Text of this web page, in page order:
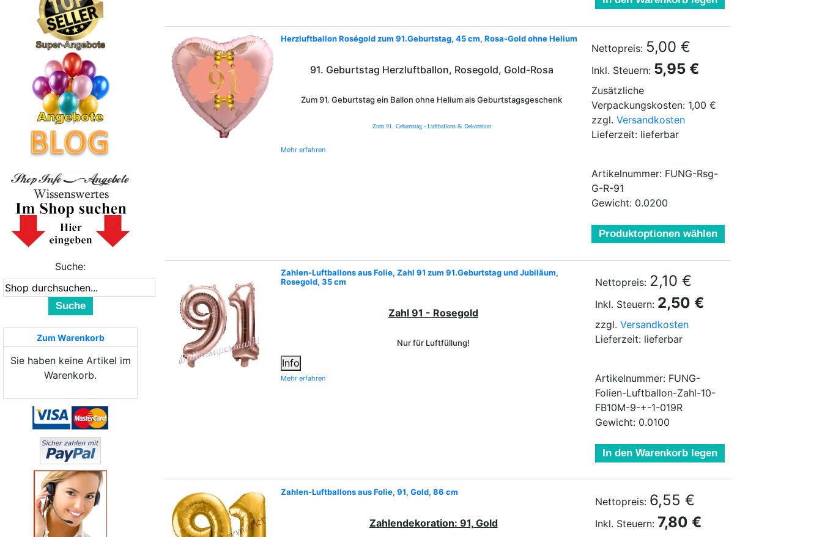
Herzluftballon Roségold zum 91.Geburtstag, 45 cm, Rosa-Gold ohne Helium
91. Geburtstag Herzluftballon, Rosegold, Gold-Rosa
Zum 91. Geburtstag ein Ballon ohne Helium als Geburtstagsgeschenk
Zum 91. Geburtstag - Luftballons & Dekoration
Mehr erfahren
Nettopreis: 5,00 €
Inkl. Steuern: 5,95 €
Zusätzliche
Verpackungskosten: 1,00 €
zzgl. Versandkosten
Lieferzeit: lieferbar
Artikelnummer: FUNG-Rsg-
G-R-91
Gewicht: 0.0200
Produktoptionen wählen
Zahlen-Luftballons aus Folie, Zahl 91 zum 91.Geburtstag und Jubiläum,
Rosegold, 35 cm
Zahl 91 - Rosegold
Nur für Luftfüllung!
Info
Mehr erfahren
Nettopreis: 2,10 €
Inkl. Steuern: 2,50 €
zzgl. Versandkosten
Lieferzeit: lieferbar
Artikelnummer: FUNG-
Folien-Luftballon-Zahl-10-
FB10M-9-+-1-019R
Gewicht: 0.0100
In den Warenkorb legen
Zahlen-Luftballons aus Folie, 91, Gold, 86 cm
Zahlendekoration: 91, Gold
Nettopreis: 6,55 €
Inkl. Steuern: 7,80 €
Suche:
Suche
Zum Warenkorb
Sie haben keine Artikel im
Warenkorb.